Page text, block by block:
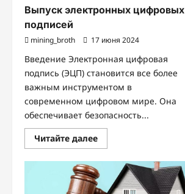
Выпуск электронных цифровых
подписей
mining_broth 17 июня 2024
Введение Электронная цифровая
подпись (ЭЦП) становится все более
важным инструментом в
современном цифровом мире. Она
обеспечивает безопасность...
Читайте далееПрочитать
больше
Выпуск
электронных
цифровых
подписей